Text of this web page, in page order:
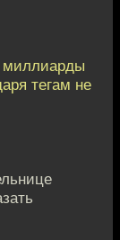
миллиарды
тегам не